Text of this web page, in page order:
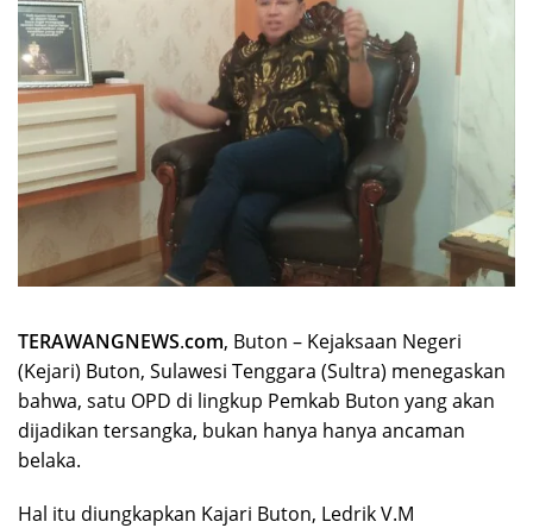
TERAWANGNEWS.com, Buton – Kejaksaan Negeri
(Kejari) Buton, Sulawesi Tenggara (Sultra) menegaskan
bahwa, satu OPD di lingkup Pemkab Buton yang akan
dijadikan tersangka, bukan hanya hanya ancaman
belaka.
Hal itu diungkapkan Kajari Buton, Ledrik V.M